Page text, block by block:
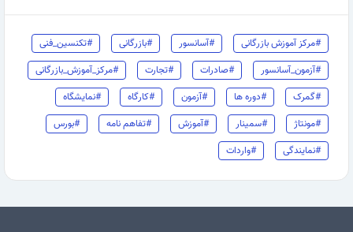
#مرکز آموزش بازرگانی #آسانسور #بازرگانی
#تکنسین_فنی
#آزمون_آسانسور
#صادرات #تجارت
#مرکز_آموزش_بازرگانی
#گمرک
#دوره ها #آزمون #کارگاه
#نمایشگاه
#مونتاژ
#سمینار #آموزش #تفاهم نامه
#بورس
#نمایندگی
#واردات